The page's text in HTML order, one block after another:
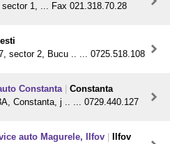
1, ... Fax 021.318.70.28
sector 2, Bucu .. ... 0725.518.108
Constanta
Constanta
Constanta, j .. ... 0729.440.127
auto Magurele, Ilfov
Ilfov